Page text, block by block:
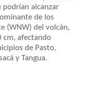
podrían alcanzar
de los
(WNW) del volcán,
cm, afectando
de Pasto,
y Tangua.